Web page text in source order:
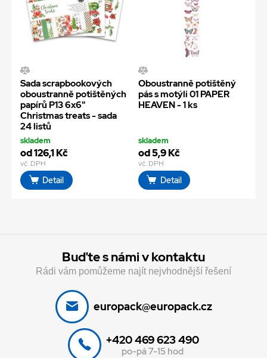
Sada scrapbookových
oboustranně potištěných
papírů P13 6x6"
Christmas treats - sada
24 listů
skladem
od 126,1 Kč
vč. DPH
Detail
Oboustranně potištěný
pás s motýli 01 PAPER
HEAVEN - 1 ks
skladem
od 5,9 Kč
vč. DPH
Detail
Buďte s námi v kontaktu
Rádi vám pomůžeme najít nejvhodnější řešení
europack@europack.cz
+420 469 623 490
po-pá 7-15 hod